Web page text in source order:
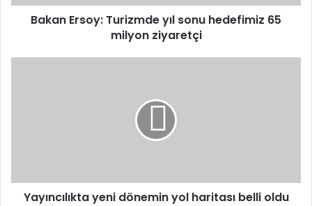
ziyaretçi
Bakan Ersoy: Turizmde yıl sonu hedefimiz 65
milyon ziyaretçi
Yayıncılıkta yeni dönemin yol haritası belli oldu